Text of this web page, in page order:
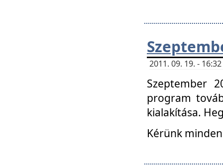
2011. 09. 19. -
Szeptember
program
kialakítása.
Kérünk